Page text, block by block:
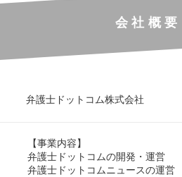
会社概要
弁護士ドットコム株式会社
【事業内容】
弁護士ドットコムの開発・運営
弁護士ドットコムニュースの運営